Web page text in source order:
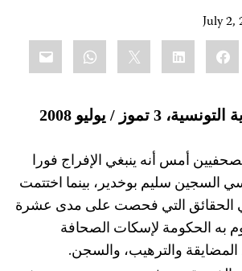
July 2,
Bluesky
Facebook
LinkedIn
تموز / يوليو 2008
أمس أنه ينبغي الإفراج فورا
السجين سليم بوخدير، بينما اختتمت
الحقائق التي فحصت على مدى عشرة
به الحكومة لإسكات الصحافة
والترهيب، والسجن.